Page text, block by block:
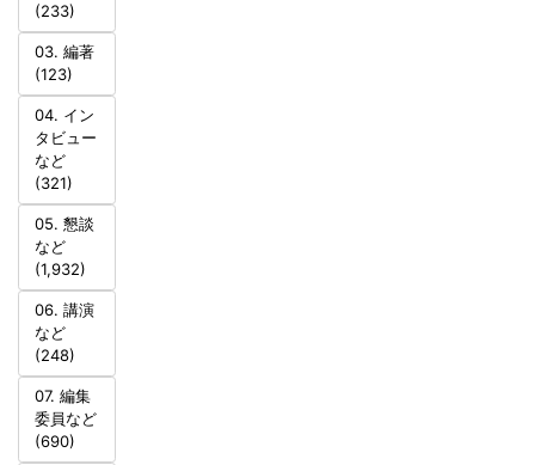
(233)
03. 編著
(123)
04. イン
タビュー
など
(321)
05. 懇談
など
(1,932)
06. 講演
など
(248)
07. 編集
委員など
(690)